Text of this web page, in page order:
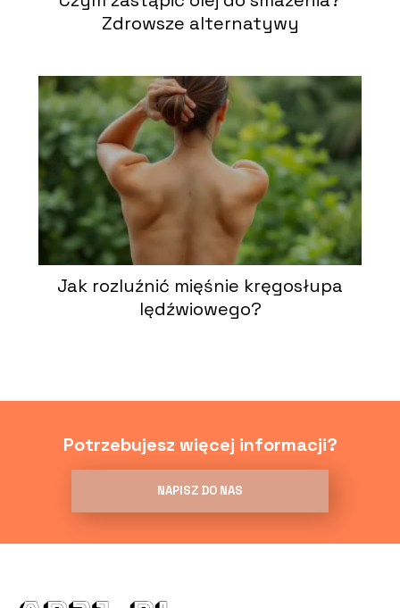
Zdrowsze alternatywy
Jak rozluźnić mięśnie kręgosłupa
lędźwiowego?
Potrzebujesz więcej informacji?
NAPISZ DO NAS